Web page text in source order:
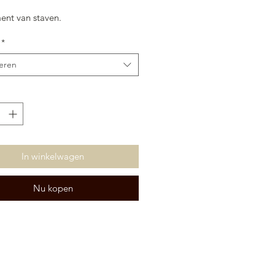
van staven.
*
In winkelwagen
Nu kopen